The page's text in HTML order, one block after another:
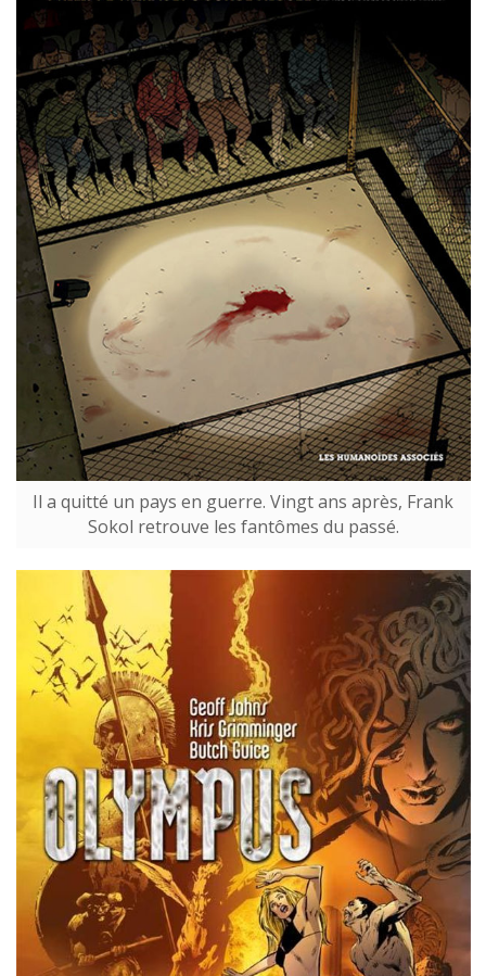
Il a quitté un pays en guerre. Vingt ans après, Frank
Sokol retrouve les fantômes du passé.